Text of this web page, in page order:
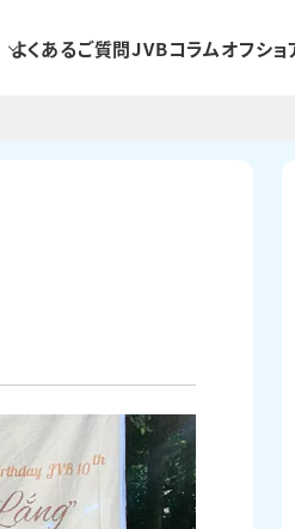
よくあるご質問JVBコラムオフシ